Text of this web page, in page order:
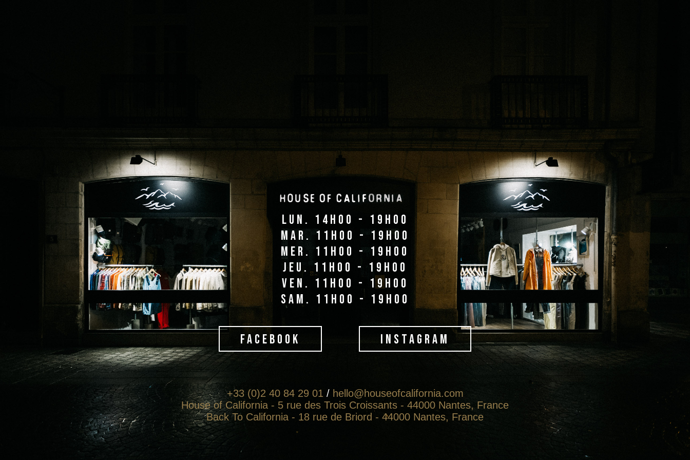
lun. 14h00 - 19h00
mar. 11h00 - 19h00
mer. 11h00 - 19h00
jeu. 11h00 - 19h00
ven. 11h00 - 19h00
sam. 11h00 - 19h00
FACEBOOK INSTAGRAM
+33 (0)2 40 84 29 01 / hello@houseofcalifornia.com
House of California - 5 rue des Trois Croissants - 44000 Nantes, France
Back To California - 18 rue de Briord - 44000 Nantes, France